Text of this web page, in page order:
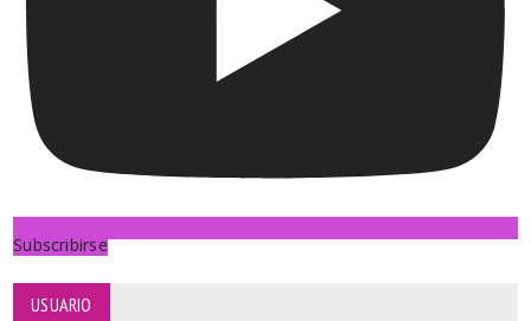
Subscribirse
USUARIO